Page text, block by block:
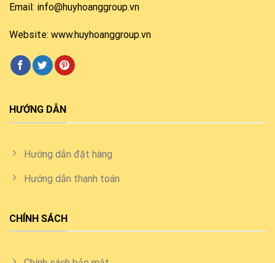
Email: info@huyhoanggroup.vn
Website: www.huyhoanggroup.vn
HƯỚNG DẪN
Hướng dẫn đặt hàng
Hướng dẫn thanh toán
CHÍNH SÁCH